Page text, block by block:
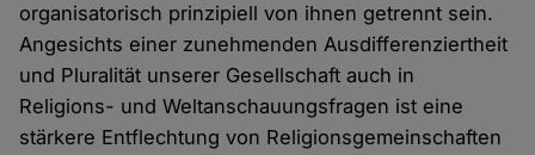
organisatorisch prinzipiell von ihnen getrennt sein.
Angesichts einer zunehmenden Ausdifferenziertheit
und Pluralität unserer Gesellschaft auch in
Religions- und Weltanschauungsfragen ist eine
stärkere Entflechtung von Religionsgemeinschaften